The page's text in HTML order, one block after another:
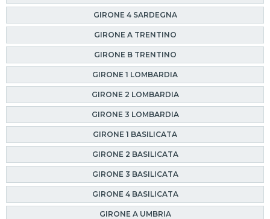
GIRONE 4 SARDEGNA
GIRONE A TRENTINO
GIRONE B TRENTINO
GIRONE 1 LOMBARDIA
GIRONE 2 LOMBARDIA
GIRONE 3 LOMBARDIA
GIRONE 1 BASILICATA
GIRONE 2 BASILICATA
GIRONE 3 BASILICATA
GIRONE 4 BASILICATA
GIRONE A UMBRIA